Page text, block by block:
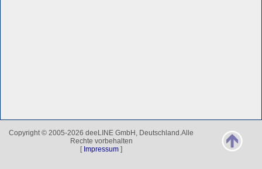
Copyright © 2005-2026 deeLINE GmbH, Deutschland.Alle
Rechte vorbehalten
[ Impressum ]